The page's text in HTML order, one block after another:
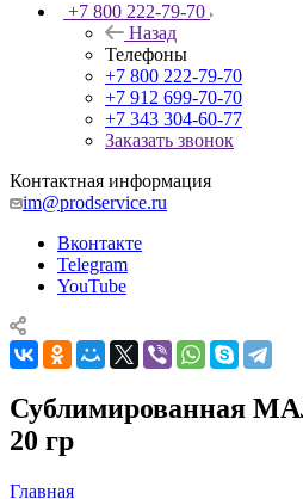
+7 800 222-79-70
Назад
Телефоны
+7 800 222-79-70
+7 912 699-70-70
+7 343 304-60-77
Заказать звонок
Контактная информация
im@prodservice.ru
Вконтакте
Telegram
YouTube
Сублимированная
20 гр
Главная